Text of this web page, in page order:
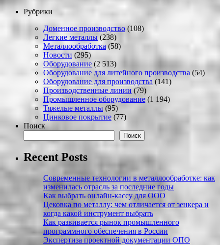
Рубрики
Доменное производство (108)
Легкие металлы (238)
Металлообработка (58)
Новости (295)
Оборудование (2 513)
Оборудование для литейного производства (54)
Оборудование для производства (141)
Производственные линии (79)
Промышленное оборудование (1 194)
Тяжелые металлы (95)
Цинковое покрытие (77)
Поиск
Поиск
Recent Posts
Современные технологии в металлообработке: как
изменилась отрасль за последние годы
Как выбрать онлайн-кассу для ООО
Цековка по металлу: чем отличается от зенкера и
когда какой инструмент выбрать
Как развивается рынок промышленного
программного обеспечения в России
Экспертиза проектной документации ОПО